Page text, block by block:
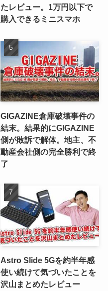
たレビュー。1万円以下で
購入できるミニスマホ
GIGAZINE倉庫破壊事件の
結末。結果的にGIGAZINE
側が敗訴で解体。地主、不
動産会社側の完全勝利で終
了
Astro Slide 5Gを約半年感
使い続けて気づいたことを
沢山まとめたレビュー